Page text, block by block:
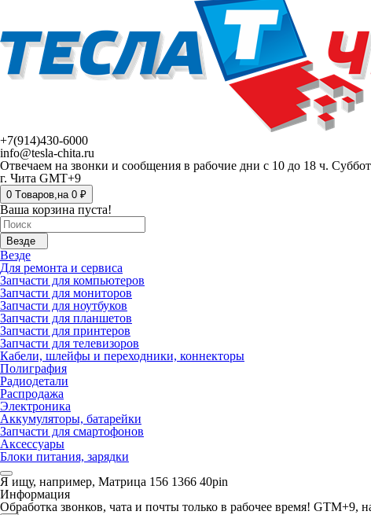
+7(914)430-6000
info@tesla-chita.ru
Отвечаем на звонки и сообщения в рабочие дни с 10 до 18 ч.
г. Чита GMT+9
0 Tоваров,на 0 ₽
Ваша корзина пуста!
Везде
Везде
Для ремонта и сервиса
Запчасти для компьютеров
Запчасти для мониторов
Запчасти для ноутбуков
Запчасти для планшетов
Запчасти для принтеров
Запчасти для телевизоров
Кабели, шлейфы и переходники, коннекторы
Полиграфия
Радиодетали
Распродажа
Электроника
Аккумуляторы, батарейки
Запчасти для смартофонов
Аксессуары
Блоки питания, зарядки
Я ищу, например, Матрица 156 1366 40pin
Информация
Обработка звонков, чата и почты только в рабочее время! GTM+9,